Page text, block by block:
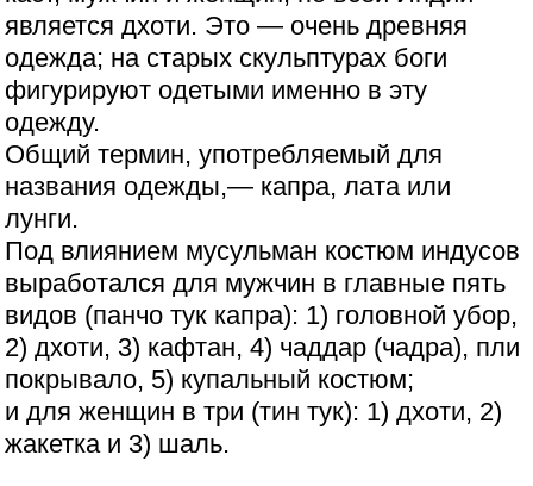
является дхоти. Это — очень древняя
одежда; на старых скульптурах боги
фигурируют одетыми именно в эту
одежду.
Общий термин, употребляемый для
названия одежды,— капра, лата или
лунги.
Под влиянием мусульман костюм индусов
выработался для мужчин в главные пять
видов (панчо тук капра): 1) головной убор,
2) дхоти, 3) кафтан, 4) чаддар (чадра), пли
покрывало, 5) купальный костюм;
и для женщин в три (тин тук): 1) дхоти, 2)
жакетка и 3) шаль.